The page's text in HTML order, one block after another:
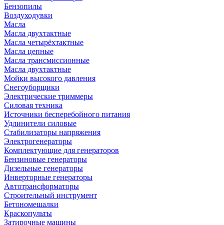
Бензопилы
Воздуходувки
Масла
Масла двухтактные
Масла четырёхтактные
Масла цепные
Масла трансмиссионные
Масла двухтактные
Мойки высокого давления
Снегоуборщики
Электрические триммеры
Силовая техника
Источники бесперебойного питания
Удлинители силовые
Стабилизаторы напряжения
Электрогенераторы
Комплектующие для генераторов
Бензиновые генераторы
Дизельные генераторы
Инверторные генераторы
Автотрансформаторы
Строительный инструмент
Бетономешалки
Краскопульты
Затирочные машины